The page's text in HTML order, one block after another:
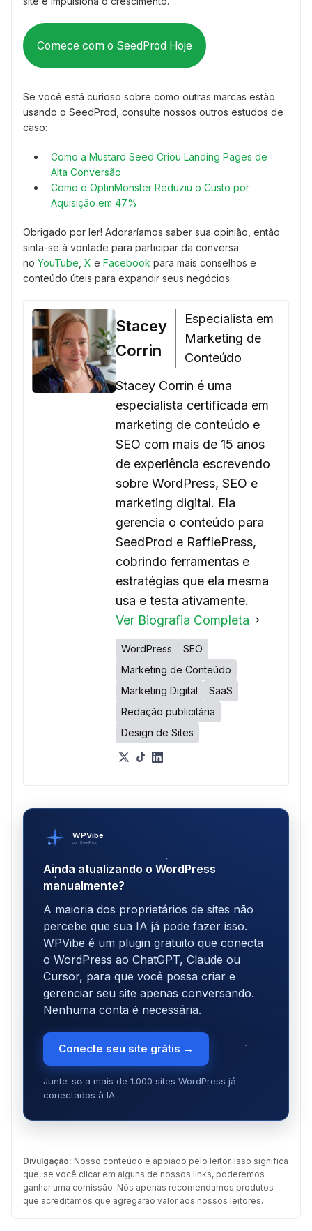
Comece com o SeedProd Hoje
Se você está curioso sobre como outras marcas estão
usando o SeedProd, consulte nossos outros estudos de
caso:
Como a Mustard Seed Criou Landing Pages de
Alta Conversão
Como o OptinMonster Reduziu o Custo por
Aquisição em 47%
Obrigado por ler! Adoraríamos saber sua opinião, então
sinta-se à vontade para participar da conversa
no YouTube X e Facebook para mais conselhos e
conteúdo úteis para expandir seus negócios.
Stacey
Corrin
Especialista em
Marketing de
Conteúdo
Stacey Corrin é uma
especialista certificada em
marketing de conteúdo e
SEO com mais de 15 anos
de experiência escrevendo
sobre WordPress, SEO e
marketing digital. Ela
gerencia o conteúdo para
SeedProd e RafflePress,
cobrindo ferramentas e
estratégias que ela mesma
usa e testa ativamente.
Ver Biografia Completa
WordPress
SEO
Marketing de Conteúdo
Marketing Digital
SaaS
Redação publicitária
Design de Sites
WPVibe
por SeedProd
Ainda atualizando o WordPress
manualmente?
A maioria dos proprietários de sites não
percebe que sua IA já pode fazer isso.
WPVibe é um plugin gratuito que conecta
o WordPress ao ChatGPT, Claude ou
Cursor, para que você possa criar e
gerenciar seu site apenas conversando.
Nenhuma conta é necessária.
Conecte seu site grátis →
Junte-se a mais de 1.000 sites WordPress já
conectados à IA.
Divulgação: Nosso conteúdo é apoiado pelo leitor. Isso significa
que, se você clicar em alguns de nossos links, poderemos
ganhar uma comissão. Nós apenas recomendamos produtos
que acreditamos que agregarão valor aos nossos leitores.